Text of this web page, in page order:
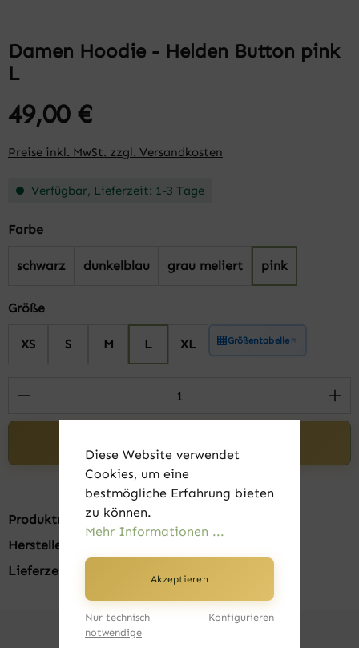
Damen Hoodie - Helden Button pink
L
49,00 €
Preise inkl. MwSt. zzgl. Versandkosten
Verfügbar, Lieferzeit: 1-3 Tage
Farbeauswählen
schwarz dunkelblau grau meliert pink
Größeauswählen
XS S M L XL Größentabelle
Produkt Anzahl: Gib den gewünschten
Produktnummer:FK20320-019
Hersteller:
Lieferzeit:
Diese Website verwendet
Cookies, um eine
bestmögliche Erfahrung bieten
zu können.
Mehr Informationen ...
Akzeptieren
Nur technisch
notwendige
Konfigurieren